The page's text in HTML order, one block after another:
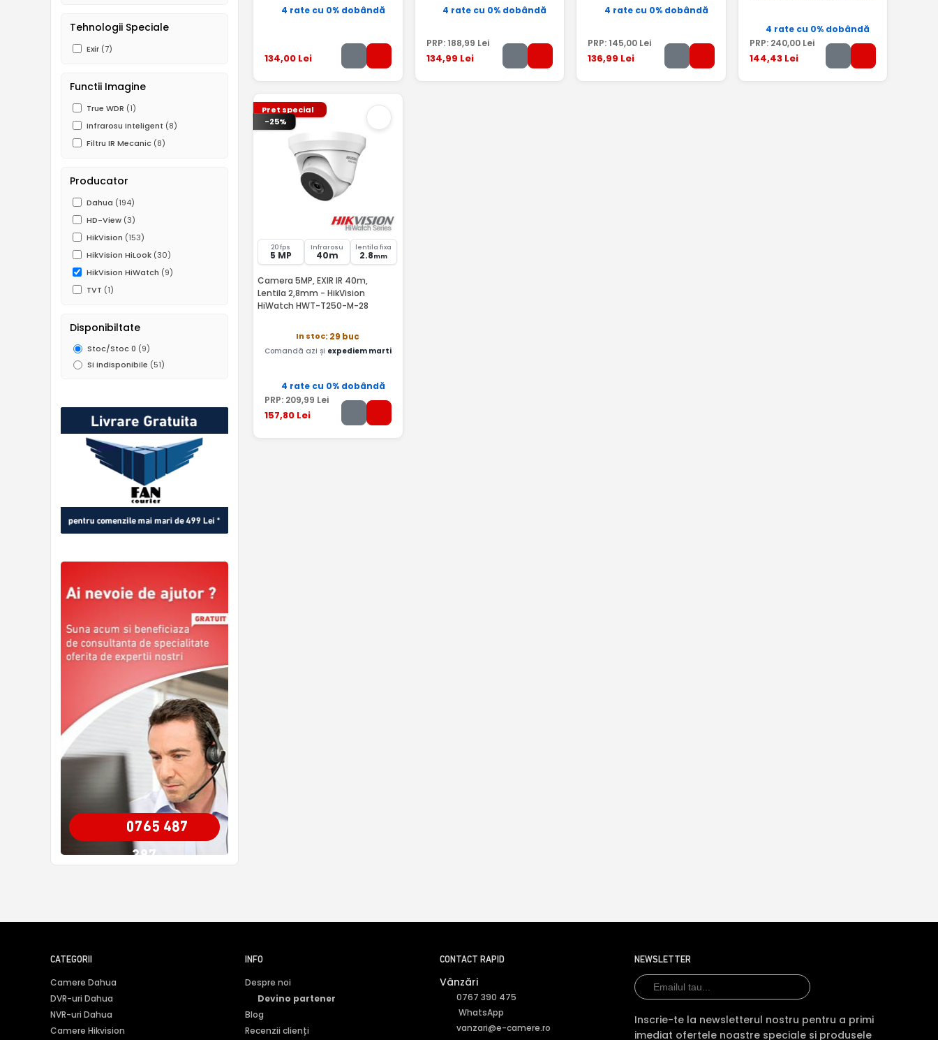
Tehnologii Speciale
Exir (7)
Functii Imagine
True WDR (1)
Infrarosu Inteligent (8)
Filtru IR Mecanic (8)
Producator
Dahua (194)
HD-View (3)
HikVision (153)
HikVision HiLook (30)
HikVision HiWatch (9)
TVT (1)
Disponibiltate
Stoc/Stoc 0 (9)
Si indisponibile (51)
0765 487
387
4 rate cu 0% dobândă
134,00 Lei
4 rate cu 0% dobândă
PRP: 188,99 Lei
134,99 Lei
4 rate cu 0% dobândă
PRP: 145,00 Lei
136,99 Lei
4 rate cu 0% dobândă
PRP: 240,00Lei
144,43Lei
Pret special
-25%
20 fps
5 MP
Infrarosu
40m
lentila fixa
2.8mm
Camera 5MP, EXIR IR 40m,
Lentila 2,8mm - HikVision
HiWatch HWT-T250-M-28
In stoc: 29 buc
Comandă azi și expediem marti
4 rate cu 0% dobândă
PRP: 209,99 Lei
157,80 Lei
CATEGORII
Camere Dahua
DVR-uri Dahua
NVR-uri Dahua
Camere Hikvision
INFO
Despre noi
Devino partener
Blog
Recenzii clienți
CONTACT RAPID
Vânzări
0767 390 475
WhatsApp
vanzari@e-camere.ro
NEWSLETTER
Inscrie-te la newsletterul nostru pentru a primi
imediat ofertele noastre speciale si produsele